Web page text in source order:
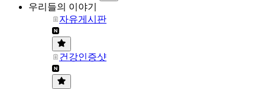
우리들의 이야기
자유게시판
건강인증샷